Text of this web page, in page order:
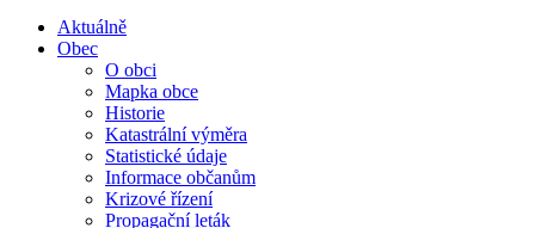
Aktuálně
Obec
O obci
Mapka obce
Historie
Katastrální výměra
Statistické údaje
Informace občanům
Krizové řízení
Propagační leták